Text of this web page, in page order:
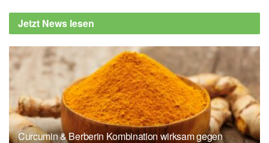
Jetzt News lesen
Curcumin & Berberin Kombination wirksam gegen